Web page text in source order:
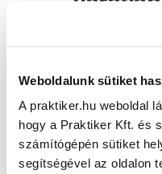
Weboldalunk sütiket
A praktiker.hu weboldal
hogy a Praktiker Kft. és
számítógépén sütiket
segítségével az oldalon